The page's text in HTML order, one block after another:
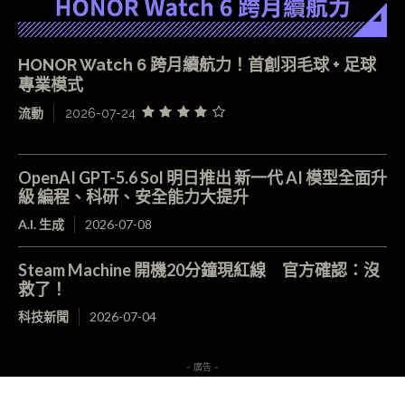
HONOR Watch 6 跨月續航力！首創羽毛球 + 足球
專業模式
流動 2026-07-24
OpenAI GPT-5.6 Sol 明日推出 新一代 AI 模型全面升
級 編程、科研、安全能力大提升
A.I. 生成 2026-07-08
Steam Machine 開機20分鐘現紅線 官方確認：沒
救了！
科技新聞 2026-07-04
- 廣告 -